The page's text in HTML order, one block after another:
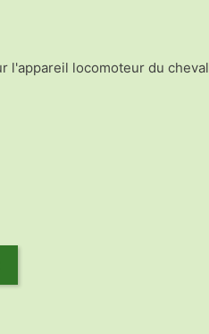
l'appareil locomoteur du cheval